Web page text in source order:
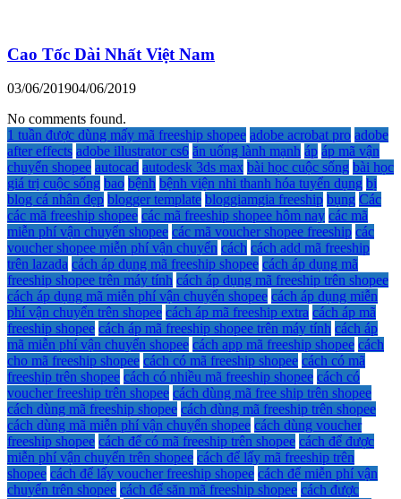
Cao Tốc Dài Nhất Việt Nam
03/06/201904/06/2019
No comments found.
1 tuần được dùng mấy mã freeship shopee adobe acrobat pro adobe
after effects adobe illustrator cs6 ăn uống lành mạnh áp áp mã vận
chuyển shopee autocad autodesk 3ds max bài học cuộc sống bài học
giá trị cuộc sống bao bệnh bệnh viện nhi thanh hóa tuyển dụng bị
blog cá nhân đẹp blogger template bloggiamgia freeship bụng Các
các mã freeship shopee các mã freeship shopee hôm nay các mã
miễn phí vận chuyển shopee các mã voucher shopee freeship các
voucher shopee miễn phí vận chuyển cách cách add mã freeship
trên lazada cách áp dụng mã freeship shopee cách áp dụng mã
freeship shopee trên máy tính cách áp dụng mã freeship trên shopee
cách áp dụng mã miễn phí vận chuyển shopee cách áp dụng miễn
phí vận chuyển trên shopee cách áp mã freeship extra cách áp mã
freeship shopee cách áp mã freeship shopee trên máy tính cách áp
mã miễn phí vận chuyển shopee cách app mã freeship shopee cách
cho mã freeship shopee cách có mã freeship shopee cách có mã
freeship trên shopee cách có nhiều mã freeship shopee cách có
voucher freeship trên shopee cách dùng mã free ship trên shopee
cách dùng mã freeship shopee cách dùng mã freeship trên shopee
cách dùng mã miễn phí vận chuyển shopee cách dùng voucher
freeship shopee cách để có mã freeship trên shopee cách để được
miễn phí vận chuyển trên shopee cách để lấy mã freeship trên
shopee cách để lấy voucher freeship shopee cách để miễn phí vận
chuyển trên shopee cách để săn mã freeship shopee cách được